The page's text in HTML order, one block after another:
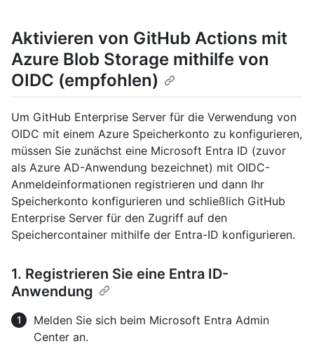
Aktivieren von GitHub Actions mit
Azure Blob Storage mithilfe von
OIDC (empfohlen)
Um GitHub Enterprise Server für die Verwendung von
OIDC mit einem Azure Speicherkonto zu konfigurieren,
müssen Sie zunächst eine Microsoft Entra ID (zuvor
als Azure AD-Anwendung bezeichnet) mit OIDC-
Anmeldeinformationen registrieren und dann Ihr
Speicherkonto konfigurieren und schließlich GitHub
Enterprise Server für den Zugriff auf den
Speichercontainer mithilfe der Entra-ID konfigurieren.
1. Registrieren Sie eine Entra ID-
Anwendung
Melden Sie sich beim Microsoft Entra Admin
Center an.